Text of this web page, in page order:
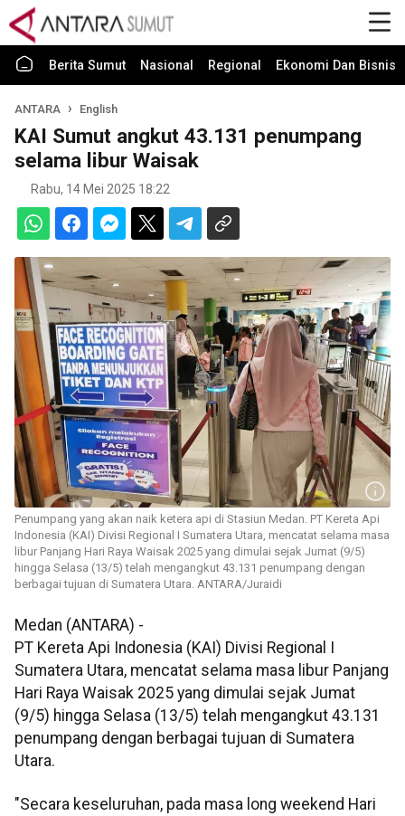
Berita Sumut Nasional Regional Ekonomi Dan Bisnis
ANTARA English
KAI Sumut angkut 43.131 penumpang
selama libur Waisak
Rabu, 14 Mei 2025 18:22
Penumpang yang akan naik ketera api di Stasiun Medan. PT Kereta Api
Indonesia (KAI) Divisi Regional I Sumatera Utara, mencatat selama masa
libur Panjang Hari Raya Waisak 2025 yang dimulai sejak Jumat (9/5)
hingga Selasa (13/5) telah mengangkut 43.131 penumpang dengan
berbagai tujuan di Sumatera Utara. ANTARA/Juraidi
Medan (ANTARA) -
PT Kereta Api Indonesia (KAI) Divisi Regional I
Sumatera Utara, mencatat selama masa libur Panjang
Hari Raya Waisak 2025 yang dimulai sejak Jumat
(9/5) hingga Selasa (13/5) telah mengangkut 43.131
penumpang dengan berbagai tujuan di Sumatera
Utara.
"Secara keseluruhan, pada masa long weekend Hari